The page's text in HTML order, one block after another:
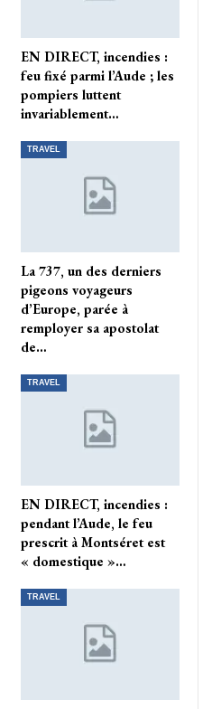
EN DIRECT, incendies :
feu fixé parmi l’Aude ; les
pompiers luttent
invariablement…
TRAVEL
La 737, un des derniers
pigeons voyageurs
d’Europe, parée à
remployer sa apostolat
de…
TRAVEL
EN DIRECT, incendies :
pendant l’Aude, le feu
prescrit à Montséret est
« domestique »…
TRAVEL